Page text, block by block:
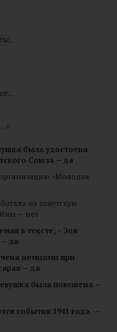
была удостоена
Союза — да
«Молодая
на советскую
— нет
в тексте, – Зоя
да
немцами при
— да
была повешена —
события 1941 года. —